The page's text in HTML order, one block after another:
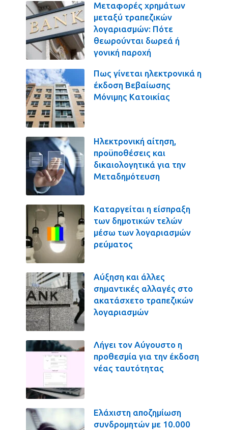
Μεταφορές χρημάτων
μεταξύ τραπεζικών
λογαριασμών: Πότε
θεωρούνται δωρεά ή
γονική παροχή
Πως γίνεται ηλεκτρονικά η
έκδοση Βεβαίωσης
Μόνιμης Κατοικίας
Ηλεκτρονική αίτηση,
προϋποθέσεις και
δικαιολογητικά για την
Μεταδημότευση
Καταργείται η είσπραξη
των δημοτικών τελών
μέσω των λογαριασμών
ρεύματος
Αύξηση και άλλες
σημαντικές αλλαγές στο
ακατάσχετο τραπεζικών
λογαριασμών
Λήγει τον Αύγουστο η
προθεσμία για την έκδοση
νέας ταυτότητας
Ελάχιστη αποζημίωση
συνδρομητών με 10.000